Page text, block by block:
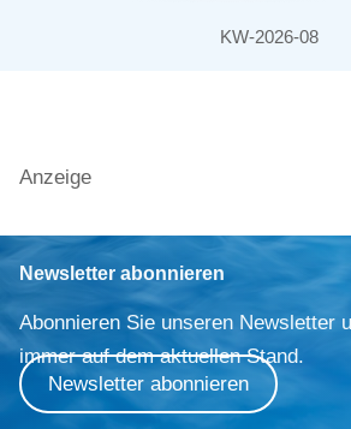
KW-2026-08
Anzeige
Newsletter abonnieren
Abonnieren Sie unseren Newsletter
immer auf dem aktuellen Stand.
Newsletter abonnieren